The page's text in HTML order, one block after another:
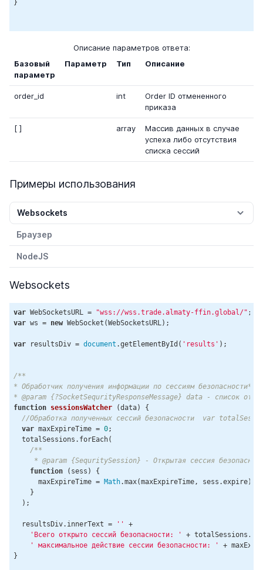
}
Описание параметров ответа:
Базовый
параметр
Параметр Тип Описание
order_id int
Order ID отмененного
приказа
[ ] array
Массив данных в случае
успеха либо отсутствия
списка сессий
Примеры использования
Websockets
Браузер
NodeJS
Websockets
var WebSocketsURL = "wss://wss.trade.almaty-ffin.global/"
var ws = new WebSocket(WebSocketsURL);
var resultsDiv = document .getElementById( 'results' );
/**
* Обработчик получения информации по сессиям
* @param {?SocketSequrityResponseMessage} data - список
function
sessionsWatcher (data)
{
//Обработка полученных сессий безопасности  var
var maxExpireTime = 0;
  totalSessions.forEach(
/**
* @param {SequritySession} - Открытая сессия
function ( sess )
{
      maxExpireTime =
Math.max(maxExpireTime, sess.expire);
    }
  );
  resultsDiv.innerText =
''
+
'Всего открыто сессий безопасности: '
+
' максимальное действие сессии безопасности: '
+
}